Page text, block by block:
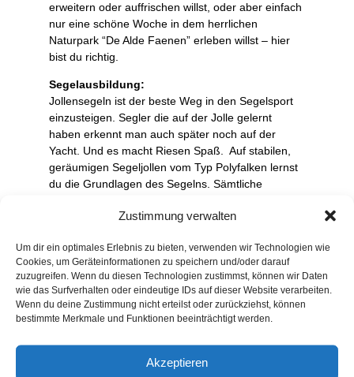
Zustimmung verwalten
Um dir ein optimales Erlebnis zu bieten, verwenden wir Technologien wie
Cookies, um Geräteinformationen zu speichern und/oder darauf
zuzugreifen. Wenn du diesen Technologien zustimmst, können wir Daten
wie das Surfverhalten oder eindeutige IDs auf dieser Website verarbeiten.
Wenn du deine Zustimmung nicht erteilst oder zurückziehst, können
bestimmte Merkmale und Funktionen beeinträchtigt werden.
Akzeptieren
erweitern oder auffrischen willst, oder aber einfach
nur eine schöne Woche in dem herrlichen
Naturpark “De Alde Faenen” erleben willst – hier
bist du richtig.
Segelausbildung:
Jollensegeln ist der beste Weg in den Segelsport
einzusteigen. Segler die auf der Jolle gelernt
haben erkennt man auch später noch auf der
Yacht. Und es macht Riesen Spaß. Auf stabilen,
geräumigen Segeljollen vom Typ Polyfalken lernst
du die Grundlagen des Segelns. Sämtliche
Segeln des Sportbootführerschein Binnen wirst du
ein wenig körperliche Fitness mitbringen.
Von Dienstag bis Freitag üben wir Täglich von
10:00 – 17:00 Uhr. Danach stehen dir die
Segeljollen zum weiter Üben zur Verfügung. Am
Samstag üben wir nochmals von 10:00 bis 13:00
Uhr. Um 14:00 Uhr ist dann die abschließende